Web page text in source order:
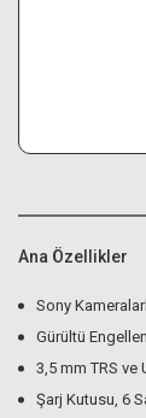
Ana Özellikler
Sony
Gürültü
3,5 mm TRS ve
Şarj Kutusu, 6